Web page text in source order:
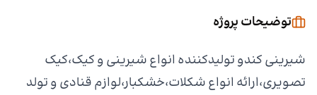
توضیحات پروژه
شیرینی کندو تولیدکننده انواع شیرینی و کیک،کیک
تصویری،ارائه انواع شکلات،خشکبار،لوازم قنادی و تولد